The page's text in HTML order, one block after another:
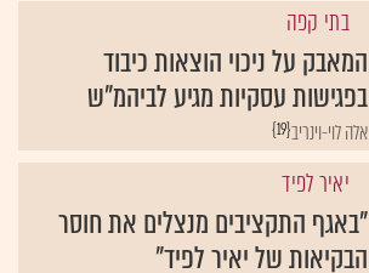
בתי קפה
המאבק על ניכוי הוצאות כיבוד
בפגישות עסקיות מגיע לביהמ"ש
{19}אלה לוי-וינריב
יאיר לפיד
"באגף התקציבים מנצלים את חוסר
הבקיאות של יאיר לפיד"